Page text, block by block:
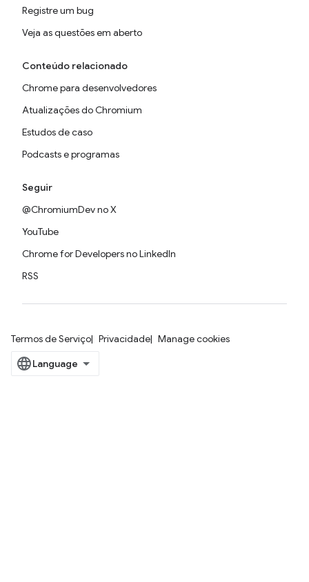
Registre um bug
Veja as questões em aberto
Conteúdo relacionado
Chrome para desenvolvedores
Atualizações do Chromium
Estudos de caso
Podcasts e programas
Seguir
@ChromiumDev no X
YouTube
Chrome for Developers no LinkedIn
RSS
Termos de Serviço Privacidade Manage cookies